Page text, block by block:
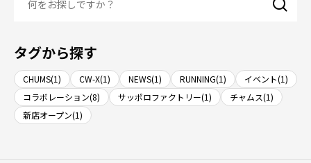
タグから探す
CHUMS(1) CW-X(1) NEWS(1) RUNNING(1)
イベント(1)
コラボレーション(8)
サッポロファクトリー(1)
チャムス(1)
新店オープン(1)